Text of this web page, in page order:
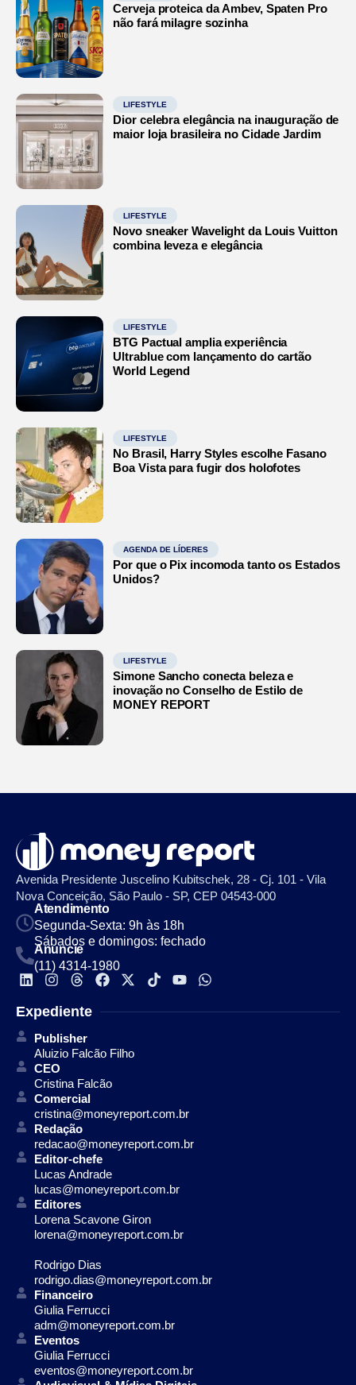
Cerveja proteica da Ambev, Spaten Pro
não fará milagre sozinha
LIFESTYLE
Dior celebra elegância na inauguração de
maior loja brasileira no Cidade Jardim
LIFESTYLE
Novo sneaker Wavelight da Louis Vuitton
combina leveza e elegância
LIFESTYLE
BTG Pactual amplia experiência
Ultrablue com lançamento do cartão
World Legend
LIFESTYLE
No Brasil, Harry Styles escolhe Fasano
Boa Vista para fugir dos holofotes
AGENDA DE LÍDERES
Por que o Pix incomoda tanto os Estados
Unidos?
LIFESTYLE
Simone Sancho conecta beleza e
inovação no Conselho de Estilo de
MONEY REPORT
Avenida Presidente Juscelino Kubitschek, 28 - Cj. 101 - Vila
Nova Conceição, São Paulo - SP, CEP 04543-000
Atendimento
Segunda-Sexta: 9h às 18h
Sábados e domingos: fechado
Anuncie
(11) 4314-1980
Expediente
Publisher
Aluizio Falcão Filho
CEO
Cristina Falcão
Comercial
cristina@moneyreport.com.br
Redação
redacao@moneyreport.com.br
Editor-chefe
Lucas Andrade
lucas@moneyreport.com.br
Editores
Lorena Scavone Giron
lorena@moneyreport.com.br
Rodrigo Dias
rodrigo.dias@moneyreport.com.br
Financeiro
Giulia Ferrucci
adm@moneyreport.com.br
Eventos
Giulia Ferrucci
eventos@moneyreport.com.br